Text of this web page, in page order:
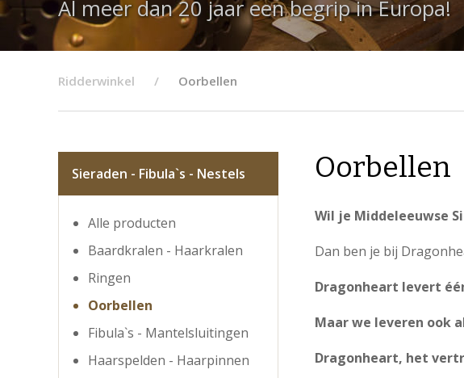
Al meer dan 20 jaar een begrip in Europa!
Ridderwinkel Oorbellen
Sieraden - Fibula`s - Nestels
Alle producten
Baardkralen - Haarkralen
Ringen
Oorbellen
Fibula`s - Mantelsluitingen
Haarspelden - Haarpinnen
Oorbellen
Wil je Middeleeuwse
Dan ben je bij
Dragonheart levert
Maar we leveren ook
Dragonheart, het